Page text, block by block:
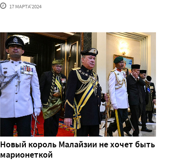
17 МАРТА'2024
Новый король Малайзии не хочет быть
марионеткой